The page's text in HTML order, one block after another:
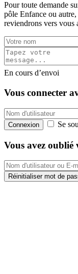
Pour toute demande
pôle Enfance ou
reviendrons vers vous
En cours d’envoi
Vous connecter
Connexion Se
Vous avez
Réinitialiser mot de